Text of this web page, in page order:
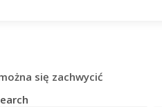
się zachwycić